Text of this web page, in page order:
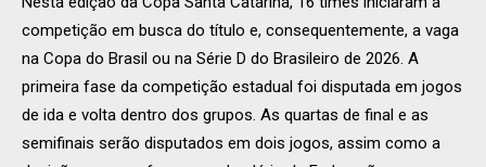
competição em busca do título e, consequentemente, a vaga
na Copa do Brasil ou na Série D do Brasileiro de 2026. A
primeira fase da competição estadual foi disputada em jogos
de ida e volta dentro dos grupos. As quartas de final e as
semifinais serão disputados em dois jogos, assim como a